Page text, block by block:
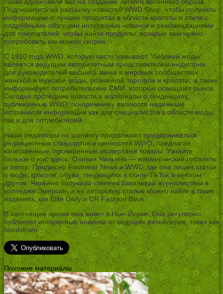
Подпишитесь на рассылку новостей WWD Shop, чтобы получать
информацию о лучших продуктах в области красоты и стиля с
подробными обзорами интересных новинок и рекомендациями
для покупателей, чтобы найти продукты, которые вам нужно
попробовать как можно скорее.
С 1910 года WWD, которую часто называют “библией моды”,
является ведущим авторитетным представителем индустрии
для руководителей высшего звена в мировых сообществах
женской и мужской моды, розничной торговли и красоты, а также
информирует потребительские СМИ, которые освещают рынок.
Сегодня последние новости и материалы о тенденциях,
публикуемые WWD, по-прежнему являются надежным
источником информации как для специалистов в области моды,
так и для потребителей.
Наши редакторы по шопингу продолжают придерживаться
редакционных стандартов и ценностей WWD, предлагая
качественные, проверенные экспертами товары. Узнайте
больше о нас здесь. Оливия Чильяно — коммерческий писатель
и автор, Продюсер Footwear News и WWD, где она пишет статьи
о моде, красоте, обуви, тенденциях в стиле TikTok и многом
другом. Чильяно получила степень бакалавра журналистики в
колледже Эмерсон, а ее авторскую статью можно найти в таких
изданиях, как Elite Daily и CR Fashion Book.
В настоящее время она живет в Нью-Йорке. Она регулярно
публикует интересные новинки от ведущих ритейлеров, таких как
Nordstrom.
Похожие материалы